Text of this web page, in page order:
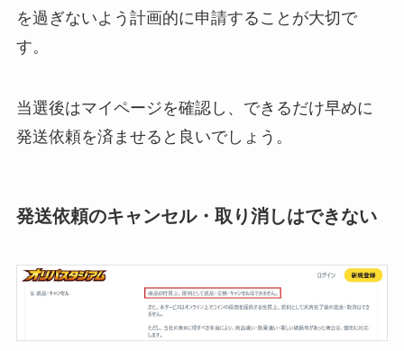
を過ぎないよう計画的に申請することが大切で
す。
当選後はマイページを確認し、できるだけ早めに
発送依頼を済ませると良いでしょう。
発送依頼のキャンセル・取り消しはできない